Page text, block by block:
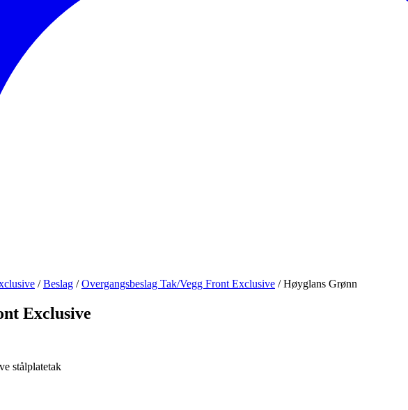
/ Beslag / Overgangsbeslag Tak/Vegg Front Exclusive / Høyglans Grønn
Exclusive
stålplatetak